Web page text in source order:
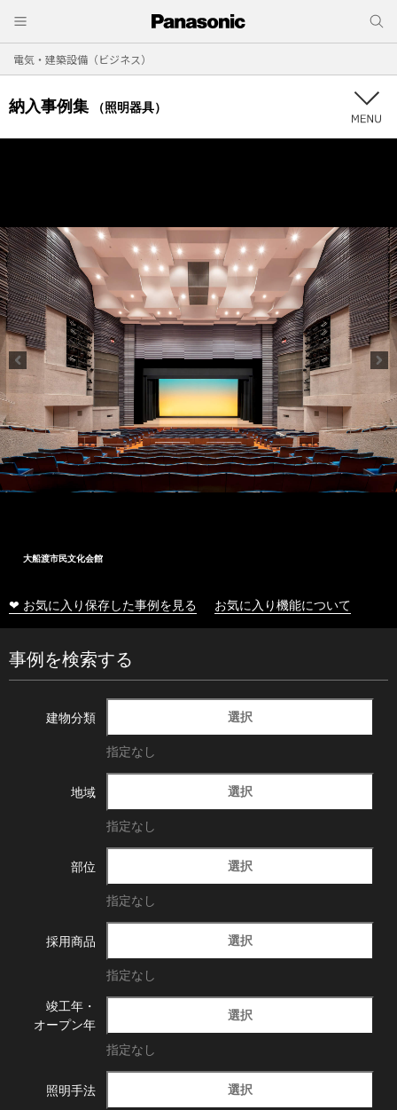
電気・建築設備（ビジネス）
納入事例集 （照明器具）
大船渡市民文化会館
❤ お気に入り保存した事例を見る お気に入り機能について
事例を検索する
建物分類 選択
指定なし
地域 選択
指定なし
部位 選択
指定なし
採用商品 選択
指定なし
竣工年・
オープン年
選択
指定なし
照明手法 選択